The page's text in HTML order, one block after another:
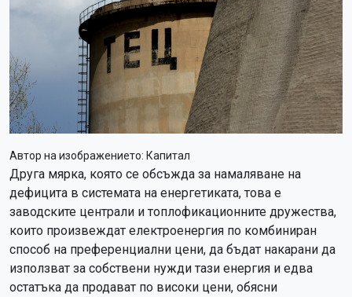
Автор на изображението: Капитал
Друга мярка, която се обсъжда за намаляване на
дефицита в системата на енергетиката, това е
заводските централи и топлофикационните дружества,
които произвеждат електроенергия по комбиниран
способ на преференциални цени, да бъдат накарани да
използват за собствени нужди тази енергия и едва
остатъка да продават по високи цени, обясни